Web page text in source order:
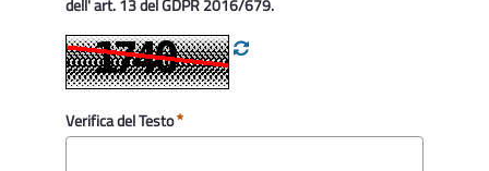
Verifica del Testo